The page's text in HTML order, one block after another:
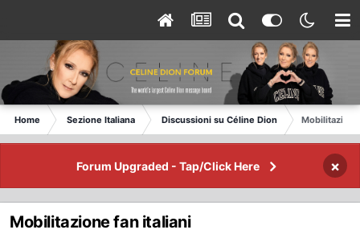
Home Sezione Italiana Discussioni su Céline Dion
Forum Upgraded - Tap/Click Here ×
Mobilitazione fan italiani